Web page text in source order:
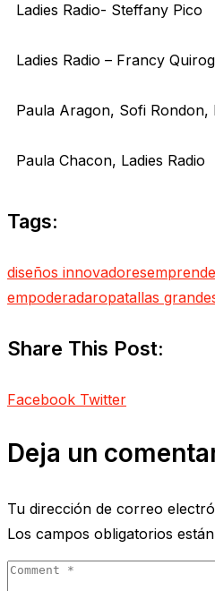
Ladies Radio- Steffany Pico
Ladies Radio – Francy
Paula Aragon, Sofi Rondon,
Paula Chacon, Ladies Radio
Tags:
diseños innovadores
empoderadaropatallas
Share This Post:
Facebook Twitter
Deja un
Tu dirección de correo
Los campos obligatorios